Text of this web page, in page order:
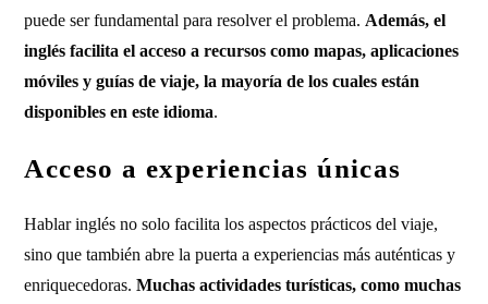
puede ser fundamental para resolver el problema. Además, el
inglés facilita el acceso a recursos como mapas, aplicaciones
móviles y guías de viaje, la mayoría de los cuales están
disponibles en este idioma.
Acceso a experiencias únicas
Hablar inglés no solo facilita los aspectos prácticos del viaje,
sino que también abre la puerta a experiencias más auténticas y
enriquecedoras.Muchas actividades turísticas, como muchas